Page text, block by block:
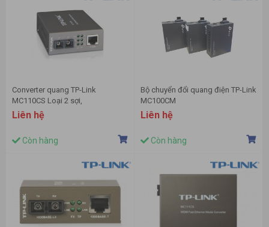
Converter quang TP-Link
MC110CS Loại 2 sợi,
10/100Mbps
Liên hệ
Còn hàng
Bộ chuyển đổi quang điện TP-Link
MC100CM
Liên hệ
Còn hàng